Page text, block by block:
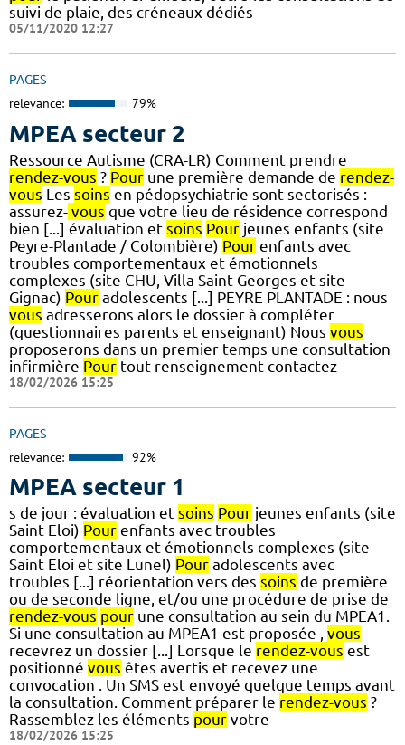
suivi de plaie, des créneaux dédiés
05/11/2020 12:27
PAGES
relevance: 79%
MPEA secteur 2
Ressource Autisme (CRA-LR) Comment prendre
rendez-vous ? Pour une première demande de rendez-
vous Les soins en pédopsychiatrie sont sectorisés :
assurez- vous que votre lieu de résidence correspond
bien [...] évaluation et soins Pour jeunes enfants (site
Peyre-Plantade / Colombière) Pour enfants avec
troubles comportementaux et émotionnels
complexes (site CHU, Villa Saint Georges et site
Gignac) Pour adolescents [...] PEYRE PLANTADE : nous
vous adresserons alors le dossier à compléter
(questionnaires parents et enseignant) Nous vous
proposerons dans un premier temps une consultation
infirmière Pour tout renseignement contactez
18/02/2026 15:25
PAGES
relevance: 92%
MPEA secteur 1
s de jour : évaluation et soins Pour jeunes enfants (site
Saint Eloi) Pour enfants avec troubles
comportementaux et émotionnels complexes (site
Saint Eloi et site Lunel) Pour adolescents avec
troubles [...] réorientation vers des soins de première
ou de seconde ligne, et/ou une procédure de prise de
rendez-vous pour une consultation au sein du MPEA1.
Si une consultation au MPEA1 est proposée , vous
recevrez un dossier [...] Lorsque le rendez-vous est
positionné vous êtes avertis et recevez une
convocation . Un SMS est envoyé quelque temps avant
la consultation. Comment préparer le rendez-vous ?
Rassemblez les éléments pour votre
18/02/2026 15:25